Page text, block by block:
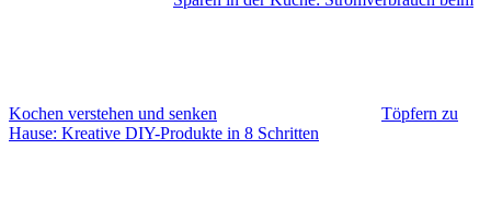
Kochen verstehen und senken
Töpfern zu
Hause: Kreative DIY-Produkte in 8 Schritten